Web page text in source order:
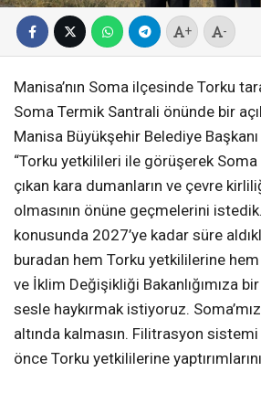
+ -
Manisa’nın Soma ilçesinde Torku
Soma Termik Santrali önünde bir
Manisa Büyükşehir Belediye
“Torku yetkilileri ile görüşerek
çıkan kara dumanların ve çevre
olmasının önüne geçmelerini
konusunda 2027’ye kadar süre
buradan hem Torku yetkililerine
ve İklim Değişikliği Bakanlığımıza
sesle haykırmak istiyoruz.
altında kalmasın. Filitrasyon
önce Torku yetkililerine